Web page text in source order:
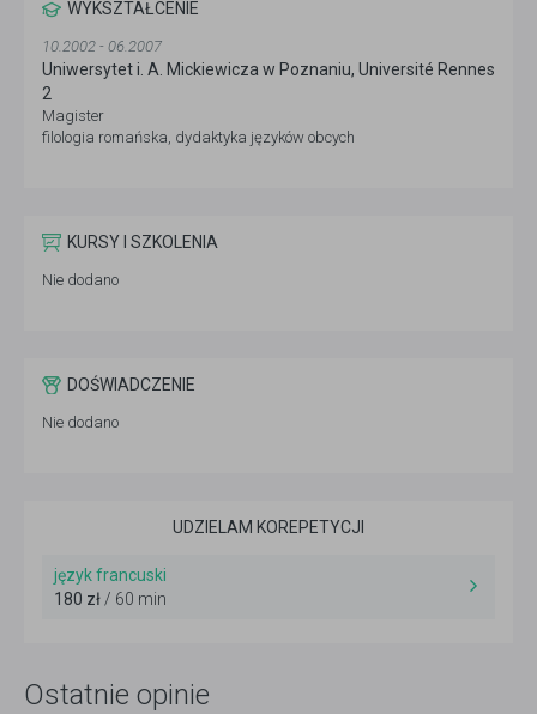
WYKSZTAŁCENIE
10.2002 - 06.2007
Uniwersytet i. A. Mickiewicza w Poznaniu, Université Rennes
2
Magister
filologia romańska, dydaktyka języków obcych
KURSY I SZKOLENIA
Nie dodano
DOŚWIADCZENIE
Nie dodano
UDZIELAM KOREPETYCJI
język francuski
180 zł/ 60 min
Ostatnie opinie